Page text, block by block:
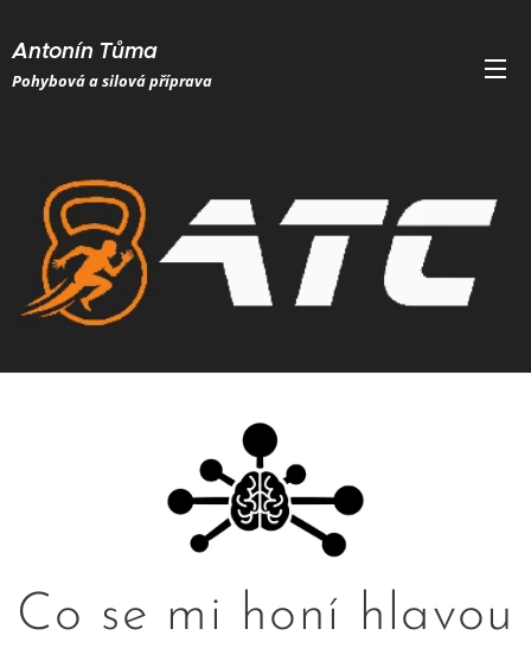
Antonín Tůma
Pohybová a silová příprava
Co se mi honí hlavou